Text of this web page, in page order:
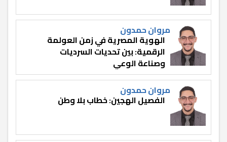
مروان حمدون
الهوية المصرية في زمن العولمة
الرقمية: بين تحديات السرديات
وصناعة الوعي
مروان حمدون
الفصيل الهجين: خطاب بلا وطن